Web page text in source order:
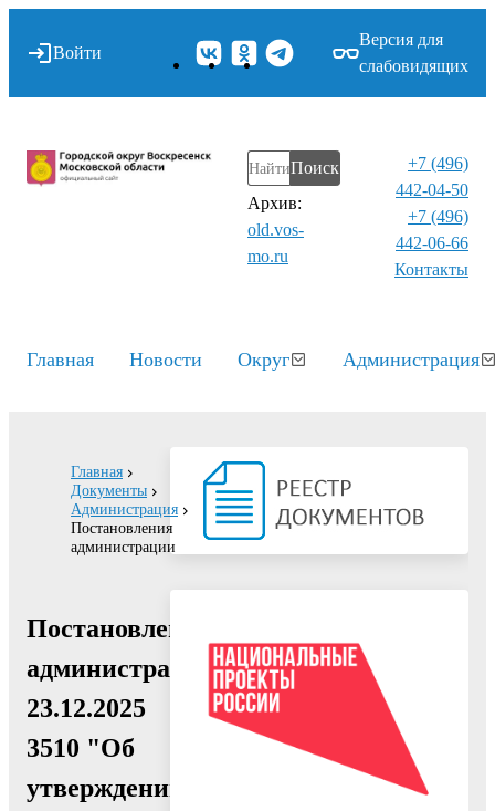
Войти
Версия для
слабовидящих
Поиск
Архив:
old.vos-
mo.ru
+7 (496)
442-04-50
+7 (496)
442-06-66
Контакты⁠
Главная Новости Округ Администрация
Главная
Документы
Администрация
Постановления
администрации
Постановление
администрации
23.12.2025
3510 "Об
утверждении